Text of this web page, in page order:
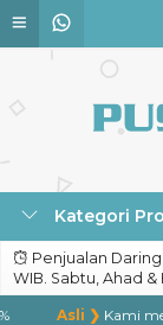
Kategori
Penjualan
WIB. Sabtu, Ahad &
Asli ❯ Kami